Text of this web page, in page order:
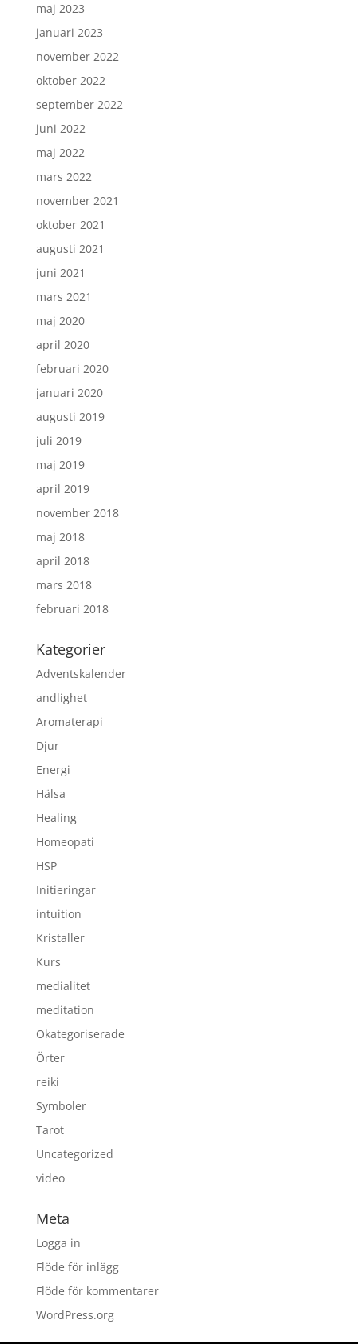
maj 2023
januari 2023
november 2022
oktober 2022
september 2022
juni 2022
maj 2022
mars 2022
november 2021
oktober 2021
augusti 2021
juni 2021
mars 2021
maj 2020
april 2020
februari 2020
januari 2020
augusti 2019
juli 2019
maj 2019
april 2019
november 2018
maj 2018
april 2018
mars 2018
februari 2018
Kategorier
Adventskalender
andlighet
Aromaterapi
Djur
Energi
Hälsa
Healing
Homeopati
HSP
Initieringar
intuition
Kristaller
Kurs
medialitet
meditation
Okategoriserade
Örter
reiki
Symboler
Tarot
Uncategorized
video
Meta
Logga in
Flöde för inlägg
Flöde för kommentarer
WordPress.org